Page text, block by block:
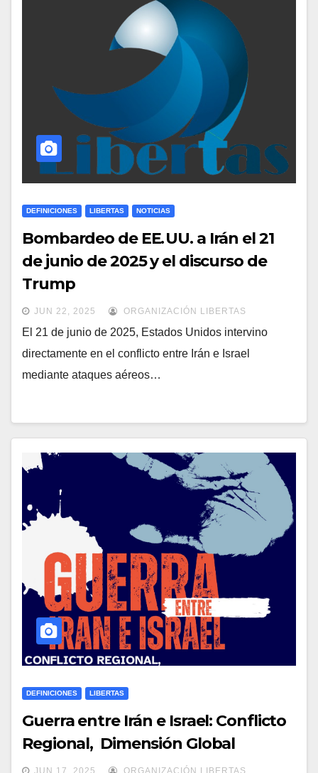
DEFINICIONES LIBERTAS NOTICIAS
Bombardeo de EE. UU. a Irán el 21
de junio de 2025 y el discurso de
Trump
JUN 22, 2025 ORGANIZACIÓN LIBERTAS
El 21 de junio de 2025, Estados Unidos intervino
directamente en el conflicto entre Irán e Israel
mediante ataques aéreos…
DEFINICIONES LIBERTAS
Guerra entre Irán e Israel: Conflicto
Regional, Dimensión Global
JUN 17, 2025 ORGANIZACIÓN LIBERTAS